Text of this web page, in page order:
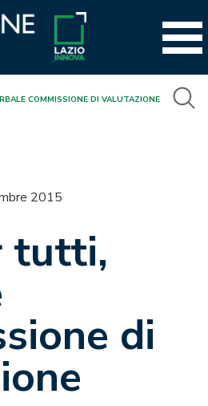
COMMISSIONE DI VALUTAZIONE
2015
tutti,
di